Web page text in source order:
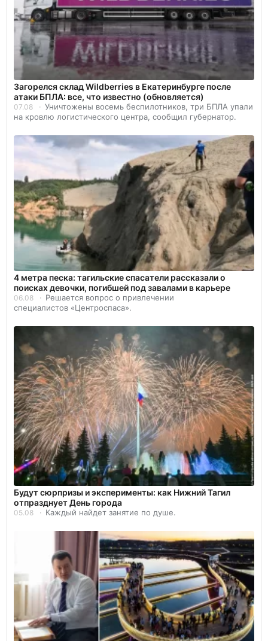
Загорелся склад Wildberries в Екатеринбурге после
атаки БПЛА: все, что известно (обновляется)
07.08
Уничтожены восемь беспилотников, три БПЛА упали
на кровлю логистического центра, сообщил губернатор.
4 метра песка: тагильские спасатели рассказали о
поисках девочки, погибшей под завалами в карьере
06.08
Решается вопрос о привлечении
специалистов «Центроспаса».
Будут сюрпризы и эксперименты: как Нижний Тагил
отпразднует День города
05.08 Каждый найдет занятие по душе.